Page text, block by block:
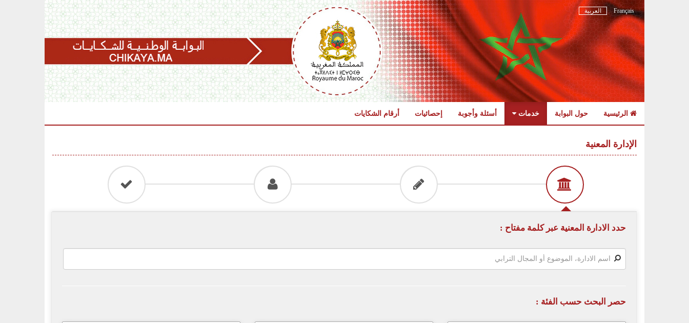
Français العربية
الرئيسية حول البوابة خدمات أسئلة وأجوبة إحصائيات أرقام الشكايات
navigation
الإدارة المعنية
حدد الادارة المعنية عبر كلمة مفتاح :
حصر البحث حسب الفئة :